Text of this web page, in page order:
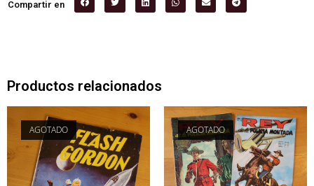
Compartir en
Productos relacionados
AGOTADO AGOTADO